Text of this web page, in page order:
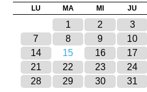
LU MA MI JU
1 2 3
7
8 9 10
14
15 16 17
21
22 23 24
28
29 30 31